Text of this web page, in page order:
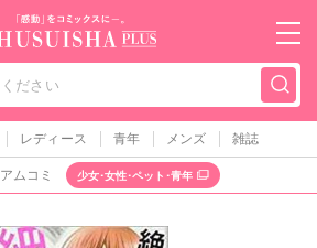
秋水社PLUS（テ
レディース 青年 メンズ 雑誌
アムコミ 少女･女性･ペット･青年